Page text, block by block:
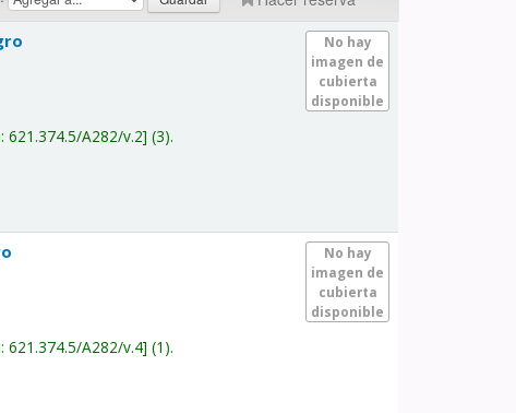
No hay
imagen de
cubierta
disponible
621.374.5/A282/v.2 (3).
No hay
imagen de
cubierta
disponible
621.374.5/A282/v.4 (1).